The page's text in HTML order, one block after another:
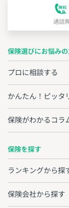
通話
保険選びにお悩み
プロに相談する
かんたん！ピッタ
保険がわかるコラ
保険を探す
ランキングから探
保険会社から探す